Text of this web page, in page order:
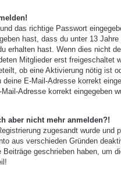
das richtige Passwort
hast, dass du unter 13
erhalten hast. Wenn dies nicht
Mitglieder erst freigeschaltet
ob eine Aktivierung nötig ist
E-Mail-Adresse korrekt
Adresse korrekt eingegeben
aber nicht mehr anmelden?!
zugesandt wurde und
aus verschieden Gründen
geschrieben haben, um